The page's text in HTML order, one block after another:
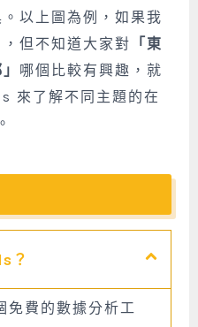
以上圖為例，如果我
但不知道大家對
「東
哪個比較有興趣，就
來了解不同主題的在
？
費的數據分析工